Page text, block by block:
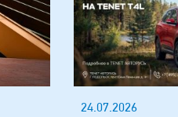
24.07.2026